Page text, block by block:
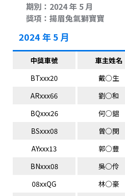
期別：2024 年 5 月
獎項：揚眉兔氣獅寶寶
2024 年 5 月
中獎車號 車主姓名
BTxxx20
戴○生
ARxxx66
劉○和
BQxxx26
何○錩
BSxxx08
曾○閔
AYxxx13
郭○豐
BNxxx08
吳○伶
08xxQG
林○豪